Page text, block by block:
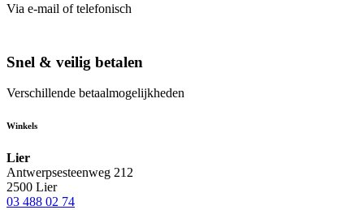
Via e-mail of telefonisch
Snel & veilig betalen
Verschillende betaalmogelijkheden
Winkels
Lier
Antwerpsesteenweg 212
2500 Lier
03 488 02 74